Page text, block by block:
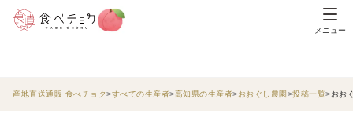
メニュー
産地直送通販 食べチョク すべての生産者 高知県の生産者 おおぐし農園 投稿一覧 おお